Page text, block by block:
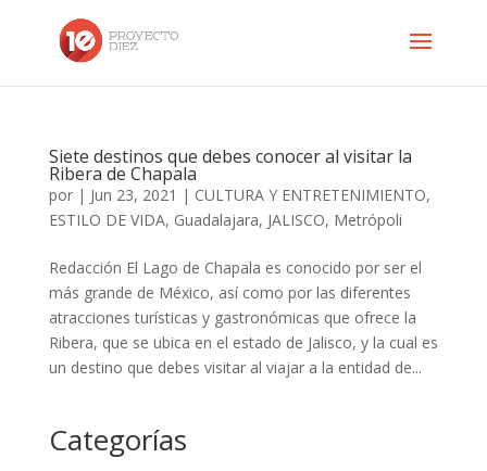
Siete destinos que debes conocer al visitar la
Ribera de Chapala
por | Jun 23, 2021 | CULTURA Y ENTRETENIMIENTO,
ESTILO DE VIDA, Guadalajara, JALISCO, Metrópoli
Redacción El Lago de Chapala es conocido por ser el
más grande de México, así como por las diferentes
atracciones turísticas y gastronómicas que ofrece la
Ribera, que se ubica en el estado de Jalisco, y la cual es
un destino que debes visitar al viajar a la entidad de...
Categorías